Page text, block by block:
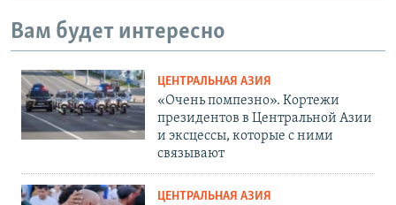
Вам будет интересно
ЦЕНТРАЛЬНАЯ АЗИЯ
«Очень помпезно». Кортежи
президентов в Центральной Азии
и эксцессы, которые с ними
связывают
ЦЕНТРАЛЬНАЯ АЗИЯ